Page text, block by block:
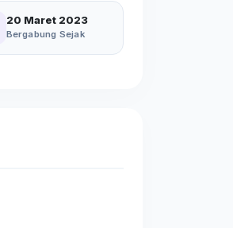
20 Maret 2023
Bergabung Sejak